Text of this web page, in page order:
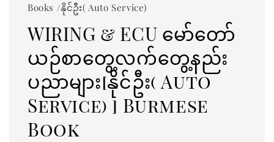
Books /နိုင်ဦး( Auto Service)
WIRING & ECU မော်တော်
ယဉ်စာတွေ့လက်တွေ့နည်း
ပညာများ[နိုင်ဦး( Auto
Service) ] Burmese
Book